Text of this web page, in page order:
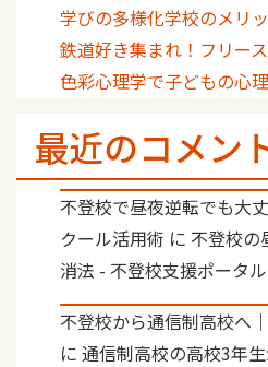
学びの多様化学校のメリ
鉄道好き集まれ！フリー
色彩心理学で子どもの心
最近のコメン
不登校で昼夜逆転でも大
クール活用術 に 不登校の
消法 - 不登校支援ポータ
不登校から通信制高校へ
に 通信制高校の高校3年